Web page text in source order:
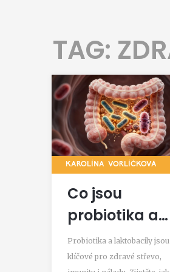
TAG:
KAROLÍNA VORLÍČKOVÁ
Co jsou
probiotika a
laktobacily?
Vše, co
Probiotika a laktobacily jsou
klíčové pro zdravé střevo,